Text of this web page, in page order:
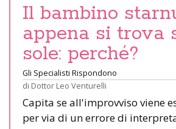
Il bambino
appena si trova
sole: perché?
Gli Specialisti Rispondono
di Dottor Leo Venturelli
Capita se all'improvviso viene
per via di un errore di